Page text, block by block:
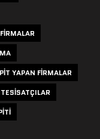
YAPAN FIRMALAR